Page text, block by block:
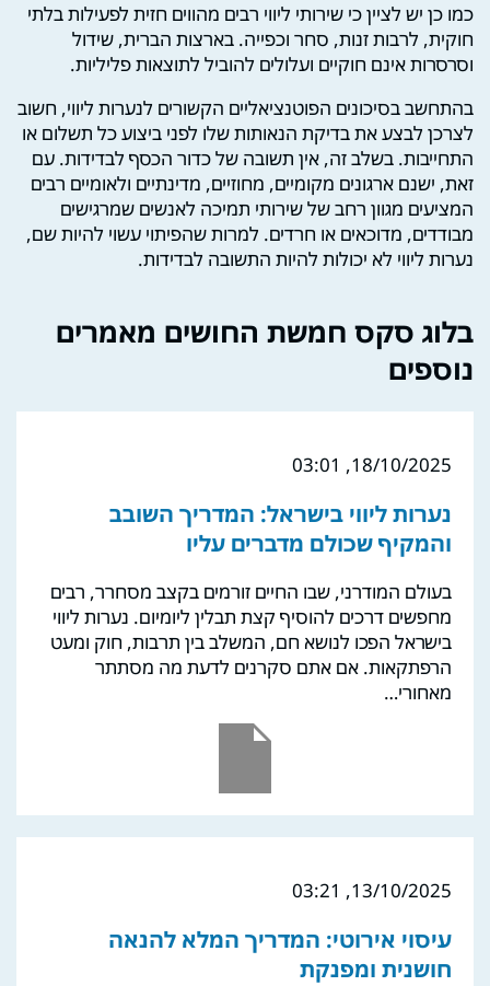
כמו כן יש לציין כי שירותי ליווי רבים מהווים חזית לפעילות בלתי
חוקית, לרבות זנות, סחר וכפייה. בארצות הברית, שידול
וסרסרות אינם חוקיים ועלולים להוביל לתוצאות פליליות.
בהתחשב בסיכונים הפוטנציאליים הקשורים לנערות ליווי, חשוב
לצרכן לבצע את בדיקת הנאותות שלו לפני ביצוע כל תשלום או
התחייבות. בשלב זה, אין תשובה של כדור הכסף לבדידות. עם
זאת, ישנם ארגונים מקומיים, מחוזיים, מדינתיים ולאומיים רבים
המציעים מגוון רחב של שירותי תמיכה לאנשים שמרגישים
מבודדים, מדוכאים או חרדים. למרות שהפיתוי עשוי להיות שם,
נערות ליווי לא יכולות להיות התשובה לבדידות.
בלוג סקס חמשת החושים מאמרים
נוספים
18/10/2025, 03:01
נערות ליווי בישראל: המדריך השובב
והמקיף שכולם מדברים עליו
בעולם המודרני, שבו החיים זורמים בקצב מסחרר, רבים
מחפשים דרכים להוסיף קצת תבלין ליומיום. נערות ליווי
בישראל הפכו לנושא חם, המשלב בין תרבות, חוק ומעט
הרפתקאות. אם אתם סקרנים לדעת מה מסתתר
מאחורי…
13/10/2025, 03:21
עיסוי אירוטי: המדריך המלא להנאה
חושנית ומפנקת